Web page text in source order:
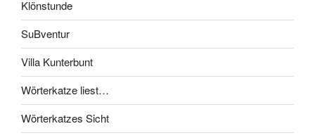
Klönstunde
SuBventur
Villa Kunterbunt
Wörterkatze liest…
Wörterkatzes Sicht